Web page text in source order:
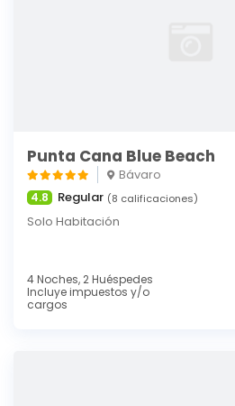
Punta Cana Blue Beach
Bávaro
4.8 Regular (8 calificaciones)
Solo Habitación
4 Noches, 2 Huéspedes
Incluye impuestos y/o
cargos